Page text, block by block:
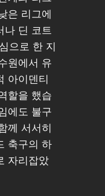
은 리그에
나 딘 코트
으로 한 지
원에서 유
아이덴티
할을 했습
에도 불구
께 서서히
축구의 하
자리잡았